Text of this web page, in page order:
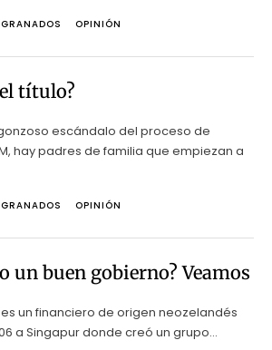
OPINIÓN
título?
escándalo del proceso de
hay padres de familia que empiezan a
OPINIÓN
un buen gobierno? Veamos
es un financiero de origen neozelandés
a Singapur donde creó un grupo...